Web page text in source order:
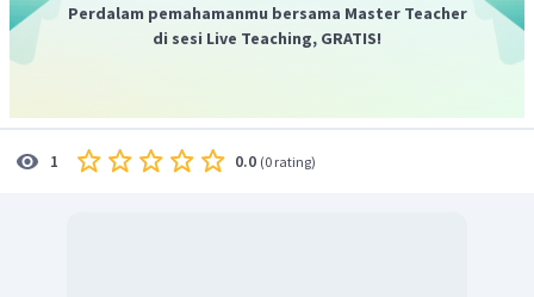
Perdalam pemahamanmu bersama Master Teacher
di sesi Live Teaching, GRATIS!
1 0.0 (0 rating)